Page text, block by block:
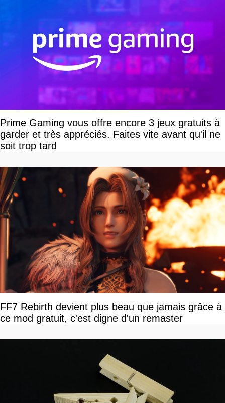
Prime Gaming vous offre encore 3 jeux gratuits à
garder et très appréciés. Faites vite avant qu'il ne
soit trop tard
FF7 Rebirth devient plus beau que jamais grâce à
ce mod gratuit, c'est digne d'un remaster